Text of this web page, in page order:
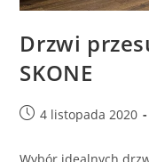
Drzwi
SKONE
Post4 listopada 2020